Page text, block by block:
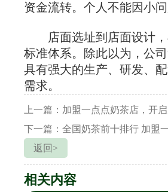
资金流转。个人不能因小
店面选址到店面设计，
标准体系。除此以为，公
具有强大的生产、研发、
需求。
上一篇：加盟一点点奶茶店，开
下一篇：全国奶茶前十排行 加盟
返回>
相关内容